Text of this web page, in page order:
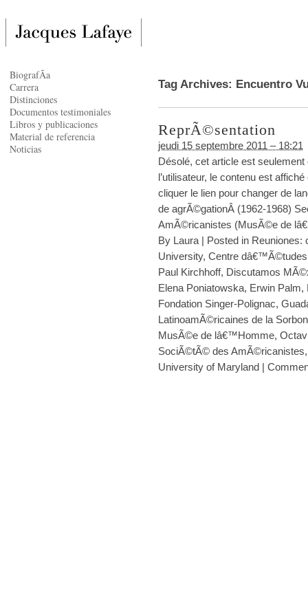
Tag Archives: Encuentro
ReprÃ©sentation
jeudi 15 septembre 2011 – 18:21
Désolé, cet article est
l’utilisateur, le contenu est
cliquer le lien pour changer de
de agrÃ©gationÂ (1962-1968)
AmÃ©ricanistes (MusÃ©e de
By Laura | Posted in Reuniones:
University, Centre
Paul Kirchhoff, Discutamos
Elena Poniatowska, Erwin Palm,
Fondation Singer-Polignac,
LatinoamÃ©ricaines de la
MusÃ©e de lâ€™Homme,
SociÃ©tÃ© des AmÃ©ricanistes
University of Maryland |
BiografÃ­a
Carrera
Distinciones
Documentos testimoniales
Libros y publicaciones
Material de referencia
Noticias